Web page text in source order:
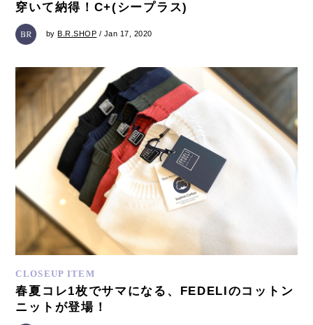
穿いて納得！C+(シープラス)
byB.R.SHOP / Jan 17, 2020
CLOSEUP ITEM
春夏コレ1枚でサマになる、FEDELIのコットン
ニットが登場！